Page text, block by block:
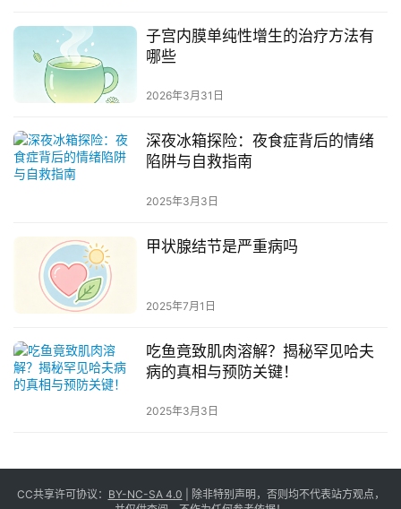
子宫内膜单纯性增生的治疗方法有
哪些
2026年3月31日
深夜冰箱探险：夜食症背后的情绪
陷阱与自救指南
2025年3月3日
甲状腺结节是严重病吗
2025年7月1日
吃鱼竟致肌肉溶解？揭秘罕见哈夫
病的真相与预防关键！
2025年3月3日
CC共享许可协议： BY-NC-SA 4.0 | 除非特别声明，否则均不代表站方观点，